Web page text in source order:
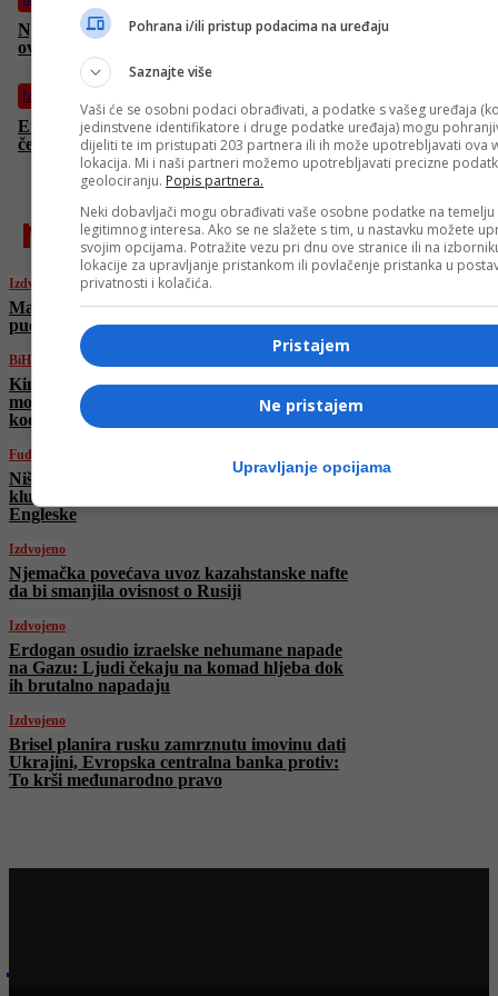
Njemačka povećava uvoz kazahstanske nafte da bi smanjila
ovisnost o Rusiji
Izdvojeno
Erdogan osudio izraelske nehumane napade na Gazu: Ljudi
čekaju na komad hljeba dok ih brutalno napadaju
najnovije
Izdvojeno
Masakr u redu za hranu u Gazi: Izraelci
pucali, pa pozvali avion, najmanje 60 mrtvih
BiH
Kineski državljanin (32) preminuo u
mostarskoj bolnici nakon nesreće na gradilištu
kod Stoca
Fudbal
Ništa od Sarajeva: Asmir Begović ima novi
klub, branit će za nekadašnjeg prvaka
Engleske
Izdvojeno
Njemačka povećava uvoz kazahstanske nafte
da bi smanjila ovisnost o Rusiji
Izdvojeno
Erdogan osudio izraelske nehumane napade
na Gazu: Ljudi čekaju na komad hljeba dok
ih brutalno napadaju
Izdvojeno
Brisel planira rusku zamrznutu imovinu dati
Ukrajini, Evropska centralna banka protiv:
To krši međunarodno pravo
Pohrana i/ili pristup podacima na uređaju
Saznajte više
Vaši će se osobni podaci obrađivati, a podatke s vašeg uređaja
jedinstvene identifikatore i druge podatke uređaja) mogu
dijeliti te im pristupati 203 partnera ili ih može upotrebljavati ova
lokacija. Mi i naši partneri možemo upotrebljavati precizne
geolociranju. Popis partnera.
Neki dobavljači mogu obrađivati vaše osobne podatke na temelju
legitimnog interesa. Ako se ne slažete s tim, u nastavku možete
svojim opcijama. Potražite vezu pri dnu ove stranice ili na
lokacije za upravljanje pristankom ili povlačenje pristanka u
privatnosti i kolačića.
Pristajem
Ne pristajem
Upravljanje opcijama